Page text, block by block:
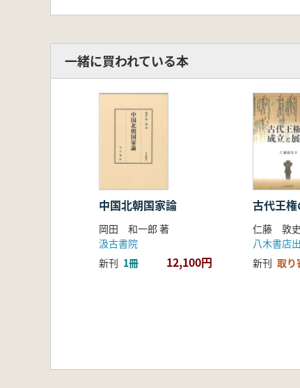
一緒に買われている本
中国北朝国家論
岡田 和一郎 著
汲古書院
新刊 1冊 12,100円
古代王
仁藤 敦
八木書店
新刊 取り